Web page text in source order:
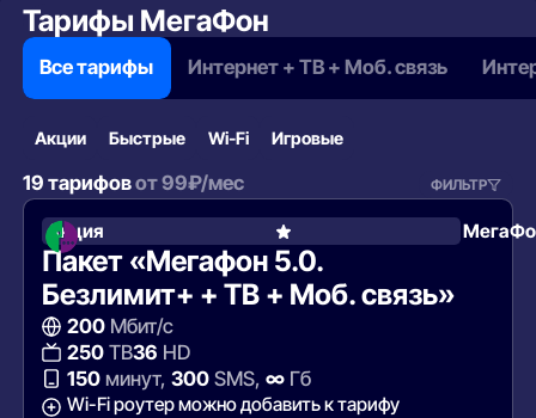
Тарифы МегаФон
Все тарифы Интернет + ТВ + Моб. связь
Акции Быстрые Wi‑Fi Игровые
19 тарифовот99₽/мес ФИЛЬТР
Акция
Пакет «Мегафон 5.0.
Безлимит+ + ТВ + Моб. связь»
200Мбит/с
250ТВ36 HD
150минут, 300SMS, ∞Гб
Wi-Fi роутер можно добавить к тарифу